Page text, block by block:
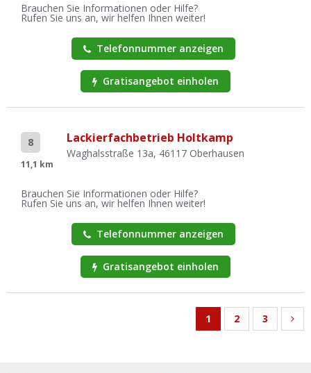
Brauchen Sie Informationen oder Hilfe?
Rufen Sie uns an, wir helfen Ihnen weiter!
Telefonnummer anzeigen
Gratisangebot einholen
8
11,1 km
Lackierfachbetrieb Holtkamp
Waghalsstraße 13a, 46117 Oberhausen
Brauchen Sie Informationen oder Hilfe?
Rufen Sie uns an, wir helfen Ihnen weiter!
Telefonnummer anzeigen
Gratisangebot einholen
1 2 3